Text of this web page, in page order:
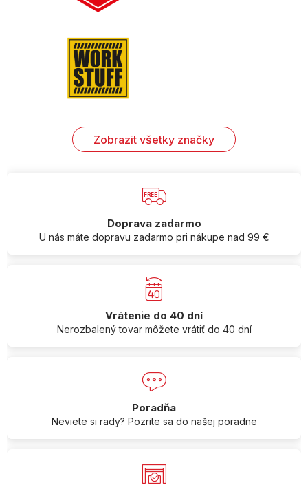
Zobrazit všetky značky
Doprava zadarmo
U nás máte dopravu zadarmo pri nákupe nad 99 €
Vrátenie do 40 dní
Nerozbalený tovar môžete vrátiť do 40 dní
Poradňa
Neviete si rady? Pozrite sa do našej poradne